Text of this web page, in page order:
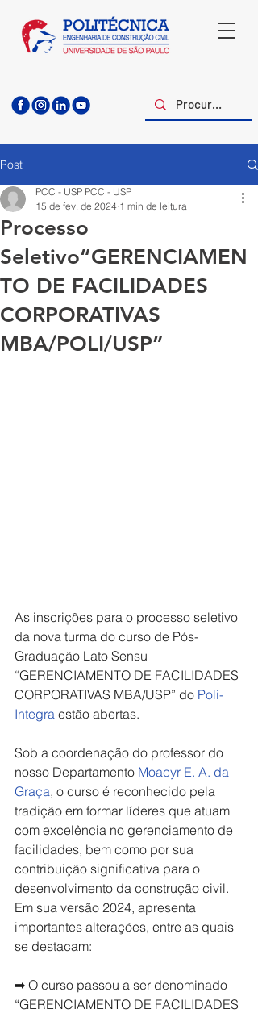
Post
Processo
Seletivo“GERENCIAMEN
TO DE FACILIDADES
CORPORATIVAS
MBA/POLI/USP”
PCC - USP PCC - USP
15 de fev. de 2024 1 min de leitura
As inscrições para o processo seletivo
da nova turma do curso de Pós-
Graduação Lato Sensu
“GERENCIAMENTO DE FACILIDADES
CORPORATIVAS MBA/USP” do Poli-
Integra estão abertas.
Sob a coordenação do professor do
nosso Departamento Moacyr E. A. da
Graça, o curso é reconhecido pela
tradição em formar líderes que atuam
com excelência no gerenciamento de
facilidades, bem como por sua
contribuição significativa para o
desenvolvimento da construção civil.
Em sua versão 2024, apresenta
importantes alterações, entre as quais
se destacam:
➡ O curso passou a ser denominado
“GERENCIAMENTO DE FACILIDADES